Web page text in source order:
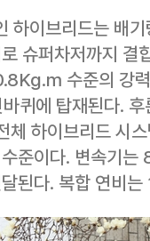
이브리드는 배
슈퍼차저까지 결
수준의 강
퀴에 탑재된다.
체 하이브리드 시
준이다. 변속기는
된다. 복합 연비